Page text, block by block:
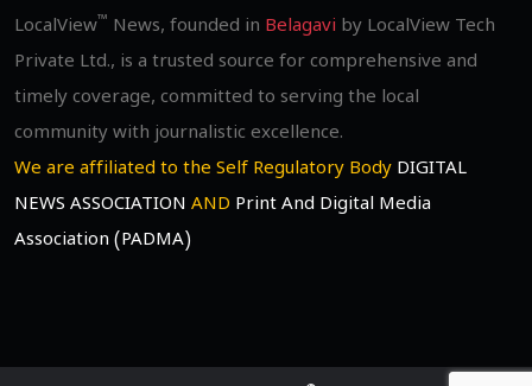
LocalView™ News, founded in Belagavi by LocalView Tech
Private Ltd., is a trusted source for comprehensive and
timely coverage, committed to serving the local
community with journalistic excellence.
We are affiliated to the Self Regulatory Body DIGITAL
NEWS ASSOCIATION AND Print And Digital Media
Association (PADMA)